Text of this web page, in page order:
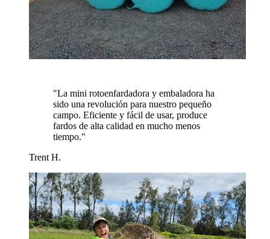
"La mini rotoenfardadora y embaladora ha
sido una revolución para nuestro pequeño
campo. Eficiente y fácil de usar, produce
fardos de alta calidad en mucho menos
tiempo."
Trent H.